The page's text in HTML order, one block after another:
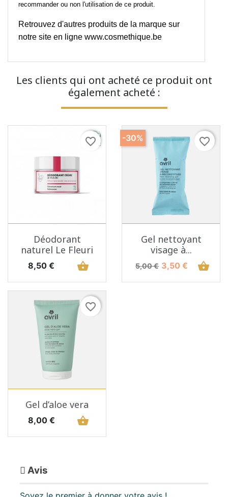
recommander ou non l'utilisation de ce produit.
Retrouvez d'autres produits de la marque sur
notre site en ligne www.cosmethique.be
Les clients qui ont acheté ce produit ont
également acheté :
favorite_border
Déodorant
naturel Le Fleuri
Prix
8,50 € shopping_basket
favorite_border
Gel nettoyant
visage à...
Prix de base
5,00 € Prix
3,50 € shopping_basket
-30%
favorite_border
Gel d’aloe vera
Prix
8,00 € shopping_basket
Avis